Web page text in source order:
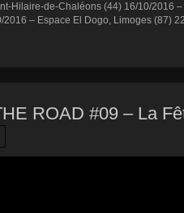
Hilaire-de-Chaléons (44) 16/10/
– Espace El Dogo, Limoges (87)
ROAD #09 – La